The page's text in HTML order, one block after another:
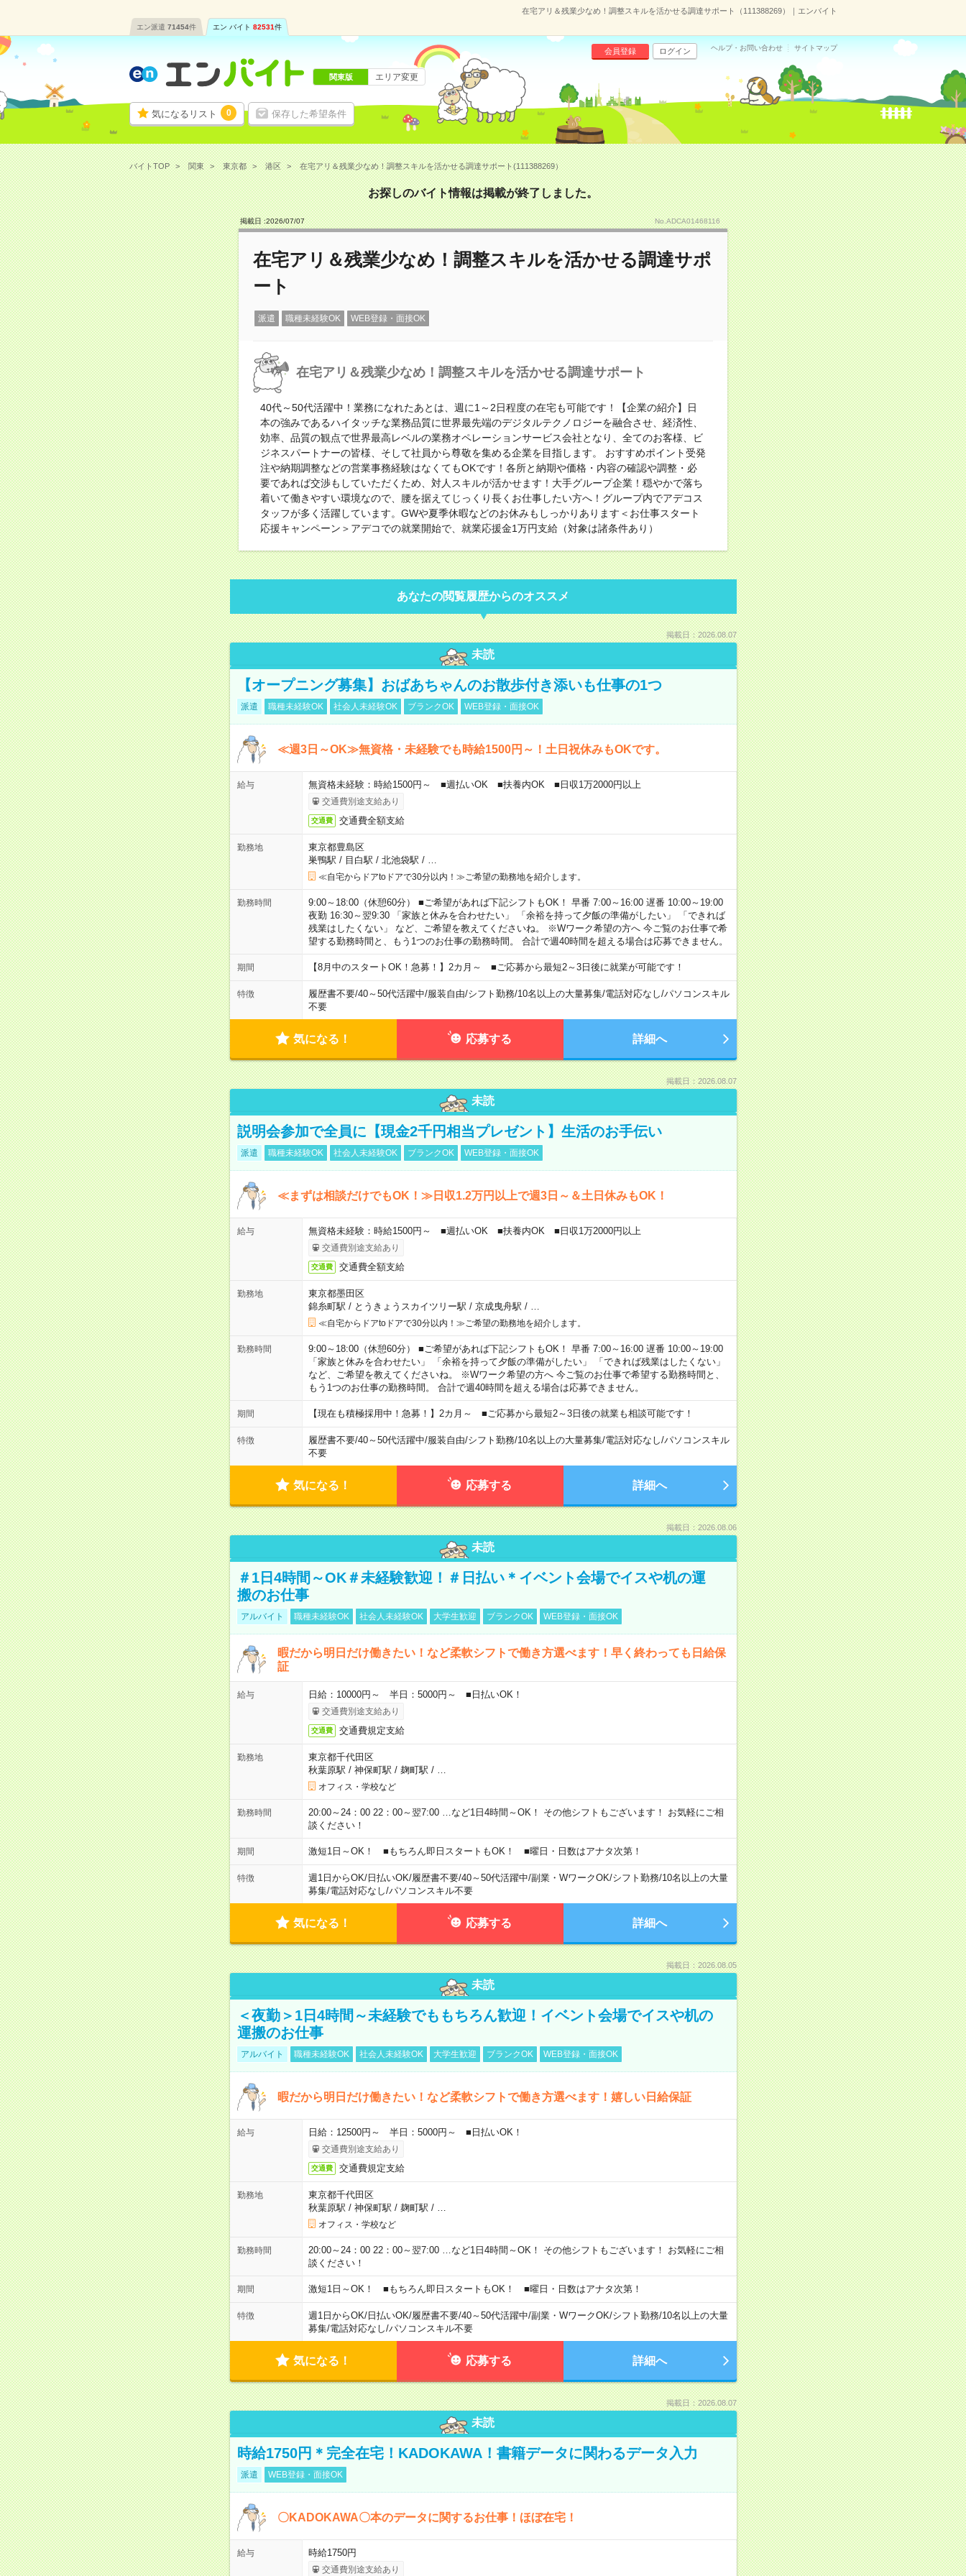
在宅アリ＆残業少なめ！調整スキルを活かせる調達サポート（111388269）｜エンバイト
エン派遣 71454件 エン バイト 82531件
気になるリスト 0 保存した希望条件
会員登録 ログイン ヘルプ・お問い合わせ サイトマップ
関東版 エリア変更
バイトTOP 関東 東京都 港区 在宅アリ＆残業少なめ！調整スキルを活かせる調達サポート(111388269）
お探しのバイト情報は掲載が終了しました。
掲載日 :2026/07/07 No.ADCA01468116
在宅アリ＆残業少なめ！調整スキルを活かせる調達サポ
ート
派遣 職種未経験OK WEB登録・面接OK
在宅アリ＆残業少なめ！調整スキルを活かせる調達サポート
40代～50代活躍中！業務になれたあとは、週に1～2日程度の在宅も可能です！【企業の紹介】日
本の強みであるハイタッチな業務品質に世界最先端のデジタルテクノロジーを融合させ、経済性、
効率、品質の観点で世界最高レベルの業務オペレーションサービス会社となり、全てのお客様、ビ
ジネスパートナーの皆様、そして社員から尊敬を集める企業を目指します。 おすすめポイント受発
注や納期調整などの営業事務経験はなくてもOKです！各所と納期や価格・内容の確認や調整・必
要であれば交渉もしていただくため、対人スキルが活かせます！大手グループ企業！穏やかで落ち
着いて働きやすい環境なので、腰を据えてじっくり長くお仕事したい方へ！グループ内でアデコス
タッフが多く活躍しています。GWや夏季休暇などのお休みもしっかりあります＜お仕事スタート
応援キャンペーン＞アデコでの就業開始で、就業応援金1万円支給（対象は諸条件あり）
あなたの閲覧履歴からのオススメ
掲載日：2026.08.07
未読
【オープニング募集】おばあちゃんのお散歩付き添いも仕事の1つ
派遣 職種未経験OK 社会人未経験OK ブランクOK WEB登録・面接OK
≪週3日～OK≫無資格・未経験でも時給1500円～！土日祝休みもOKです。
給与 無資格未経験：時給1500円～ ■週払いOK ■扶養内OK ■日収1万2000円以上
交通費別途支給あり
交通費 交通費全額支給
勤務地
東京都豊島区
巣鴨駅 / 目白駅 / 北池袋駅 /
≪自宅からドアtoドアで30分以内！≫ご希望の勤務地を紹介します。
勤務時間
9:00～18:00（休憩60分） ■ご希望があれば下記シフトもOK！ 早番 7:00～16:00 遅番 10:00～19:00
夜勤 16:30～翌9:30 「家族と休みを合わせたい」 「余裕を持って夕飯の準備がしたい」 「できれば
残業はしたくない」 など、ご希望を教えてくださいね。 ※Wワーク希望の方へ 今ご覧のお仕事で希
望する勤務時間と、もう1つのお仕事の勤務時間。 合計で週40時間を超える場合は応募できません。
期間 【8月中のスタートOK！急募！】2カ月～ ■ご応募から最短2～3日後に就業が可能です！
特徴 履歴書不要/40～50代活躍中/服装自由/シフト勤務/10名以上の大量募集/電話対応なし/パソコンスキル
不要
気になる！ 応募する 詳細へ
掲載日：2026.08.07
未読
説明会参加で全員に【現金2千円相当プレゼント】生活のお手伝い
派遣 職種未経験OK 社会人未経験OK ブランクOK WEB登録・面接OK
≪まずは相談だけでもOK！≫日収1.2万円以上で週3日～＆土日休みもOK！
給与 無資格未経験：時給1500円～ ■週払いOK ■扶養内OK ■日収1万2000円以上
交通費別途支給あり
交通費 交通費全額支給
勤務地
東京都墨田区
錦糸町駅 / とうきょうスカイツリー駅 / 京成曳舟駅 /
≪自宅からドアtoドアで30分以内！≫ご希望の勤務地を紹介します。
勤務時間
9:00～18:00（休憩60分） ■ご希望があれば下記シフトもOK！ 早番 7:00～16:00 遅番 10:00～19:00
「家族と休みを合わせたい」 「余裕を持って夕飯の準備がしたい」 「できれば残業はしたくない」
など、ご希望を教えてくださいね。 ※Wワーク希望の方へ 今ご覧のお仕事で希望する勤務時間と、
もう1つのお仕事の勤務時間。 合計で週40時間を超える場合は応募できません。
期間 【現在も積極採用中！急募！】2カ月～ ■ご応募から最短2～3日後の就業も相談可能です！
特徴 履歴書不要/40～50代活躍中/服装自由/シフト勤務/10名以上の大量募集/電話対応なし/パソコンスキル
不要
気になる！ 応募する 詳細へ
掲載日：2026.08.06
未読
＃1日4時間～OK＃未経験歓迎！＃日払い＊イベント会場でイスや机の運
搬のお仕事
アルバイト 職種未経験OK 社会人未経験OK 大学生歓迎 ブランクOK WEB登録・面接OK
暇だから明日だけ働きたい！など柔軟シフトで働き方選べます！早く終わっても日給保
証
給与 日給：10000円～ 半日：5000円～ ■日払いOK！
交通費別途支給あり
交通費 交通費規定支給
勤務地
東京都千代田区
秋葉原駅 / 神保町駅 / 麹町駅 /
オフィス・学校など
勤務時間
20:00～24：00 22：00～翌7:00 …など1日4時間～OK！ その他シフトもございます！ お気軽にご相
談ください！
期間 激短1日～OK！ ■もちろん即日スタートもOK！ ■曜日・日数はアナタ次第！
特徴 週1日からOK/日払いOK/履歴書不要/40～50代活躍中/副業・WワークOK/シフト勤務/10名以上の大量
募集/電話対応なし/パソコンスキル不要
気になる！ 応募する 詳細へ
掲載日：2026.08.05
未読
＜夜勤＞1日4時間～未経験でももちろん歓迎！イベント会場でイスや机の
運搬のお仕事
アルバイト 職種未経験OK 社会人未経験OK 大学生歓迎 ブランクOK WEB登録・面接OK
暇だから明日だけ働きたい！など柔軟シフトで働き方選べます！嬉しい日給保証
給与 日給：12500円～ 半日：5000円～ ■日払いOK！
交通費別途支給あり
交通費 交通費規定支給
勤務地
東京都千代田区
秋葉原駅 / 神保町駅 / 麹町駅 /
オフィス・学校など
勤務時間
20:00～24：00 22：00～翌7:00 …など1日4時間～OK！ その他シフトもございます！ お気軽にご相
談ください！
期間 激短1日～OK！ ■もちろん即日スタートもOK！ ■曜日・日数はアナタ次第！
特徴 週1日からOK/日払いOK/履歴書不要/40～50代活躍中/副業・WワークOK/シフト勤務/10名以上の大量
募集/電話対応なし/パソコンスキル不要
気になる！ 応募する 詳細へ
掲載日：2026.08.07
未読
時給1750円＊完全在宅！KADOKAWA！書籍データに関わるデータ入力
派遣 WEB登録・面接OK
〇KADOKAWA〇本のデータに関するお仕事！ほぼ在宅！
給与 時給1750円
交通費別途支給あり